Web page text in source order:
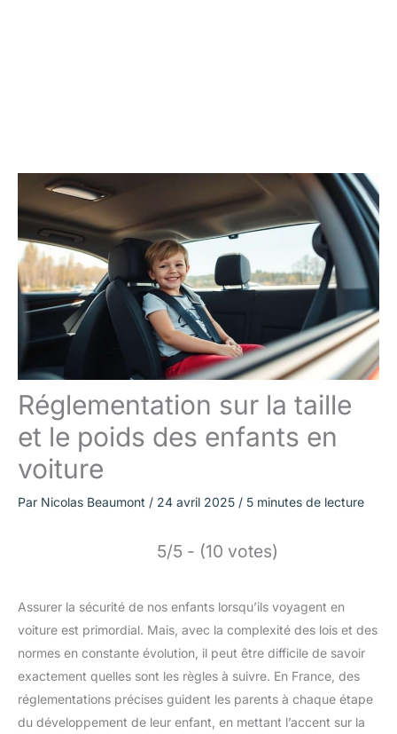
Réglementation sur la taille
et le poids des enfants en
voiture
Par Nicolas Beaumont / 24 avril 2025 / 5 minutes de lecture
5/5 - (10 votes)
Assurer la sécurité de nos enfants lorsqu’ils voyagent en
voiture est primordial. Mais, avec la complexité des lois et des
normes en constante évolution, il peut être difficile de savoir
exactement quelles sont les règles à suivre. En France, des
réglementations précises guident les parents à chaque étape
du développement de leur enfant, en mettant l’accent sur la